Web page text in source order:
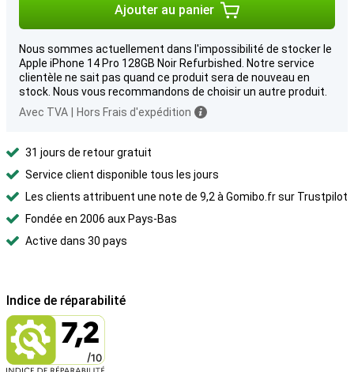
Ajouter au panier
Nous sommes actuellement dans l'impossibilité de stocker le
Apple iPhone 14 Pro 128GB Noir Refurbished. Notre service
clientèle ne sait pas quand ce produit sera de nouveau en
stock. Nous vous recommandons de choisir un autre produit.
Avec TVA
Hors Frais d'expédition
31 jours de retour gratuit
Service client disponible tous les jours
Les clients attribuent une note de 9,2 à Gomibo.fr sur Trustpilot
Fondée en 2006 aux Pays-Bas
Active dans 30 pays
Indice de réparabilité